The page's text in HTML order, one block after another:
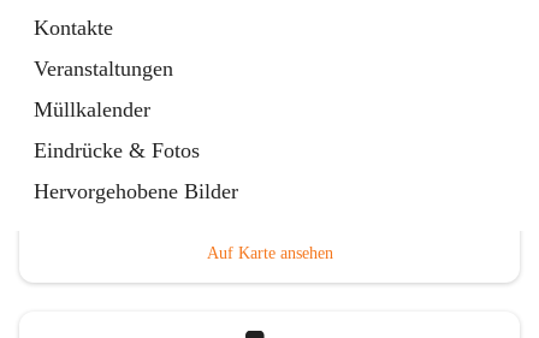
Kontakte
Veranstaltungen
Müllkalender
Eindrücke & Fotos
Hervorgehobene BilderHauptadresse
Auf Karte ansehen